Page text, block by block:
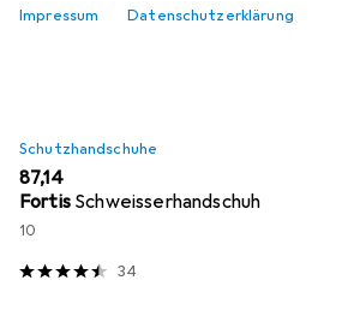
Impressum Datenschutzerklärung
Schutzhandschuhe
EUR
87,14
Fortis Schweisserhandschuh
10
34